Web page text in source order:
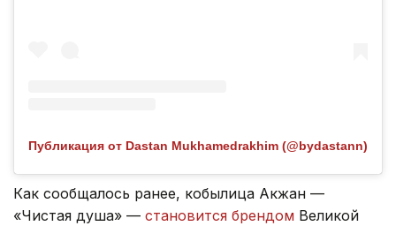
Публикация от Dastan Mukhamedrakhim (@bydastann)
Как сообщалось ранее, кобылица Акжан —
«Чистая душа» — становится брендом Великой